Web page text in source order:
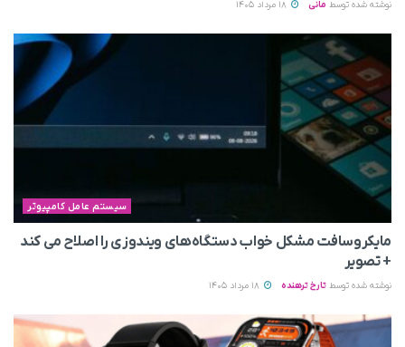
نوشته شده توسط مانی
سیستم عامل کامپیوتر
مایکروسافت مشکل خواب دستگاه‌های ویندوزی را اصلاح می‌ کند
+ تصویر
نوشته شده توسط تارخ ترهنده